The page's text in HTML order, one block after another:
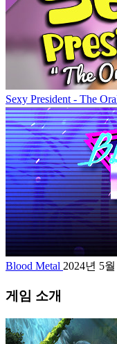
Sexy President - The
Blood Metal 2024년 5
게임 소개